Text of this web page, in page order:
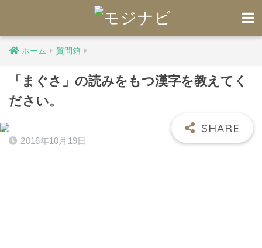
ホーム 質問箱
「まぐさ」の読みをもつ漢字を教えてく
ださい。
2016年10月19日